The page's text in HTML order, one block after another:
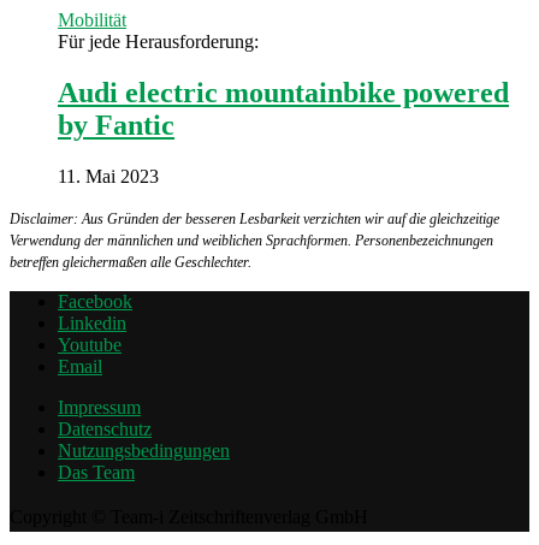
Mobilität
Für jede Herausforderung:
Audi electric mountainbike powered
by Fantic
11. Mai 2023
Disclaimer: Aus Gründen der besseren Lesbarkeit verzichten wir auf die gleichzeitige
Verwendung der männlichen und weiblichen Sprachformen. Personenbezeichnungen
betreffen gleichermaßen alle Geschlechter.
Facebook
Linkedin
Youtube
Email
Impressum
Datenschutz
Nutzungsbedingungen
Das Team